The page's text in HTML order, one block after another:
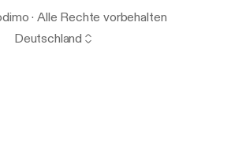
· Alle Rechte vorbehalten
Deutschland